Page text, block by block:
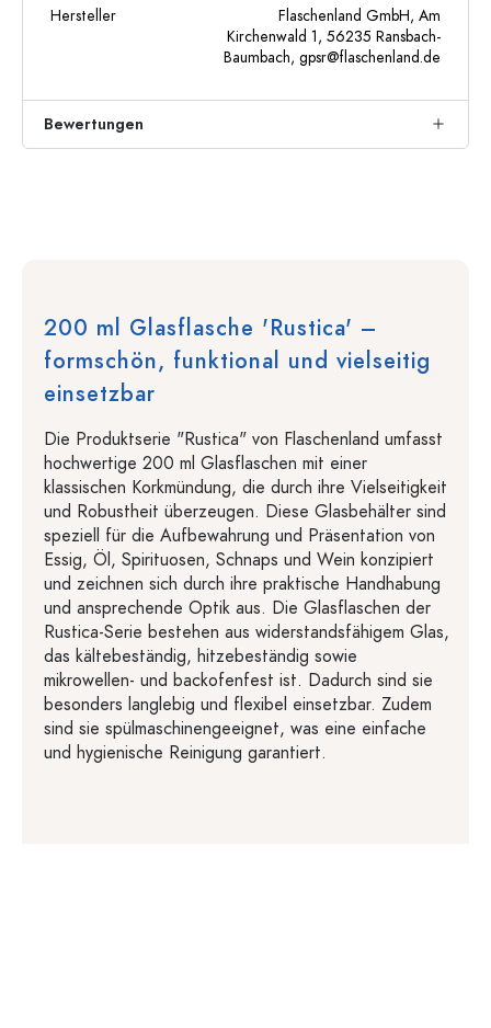
Hersteller
Flaschenland GmbH, Am
Kirchenwald 1, 56235 Ransbach-
Baumbach, gpsr@flaschenland.de
Bewertungen
200 ml Glasflasche 'Rustica' –
formschön, funktional und vielseitig
einsetzbar
Die Produktserie "Rustica" von Flaschenland umfasst
hochwertige 200 ml Glasflaschen mit einer
klassischen Korkmündung, die durch ihre Vielseitigkeit
und Robustheit überzeugen. Diese Glasbehälter sind
speziell für die Aufbewahrung und Präsentation von
Essig, Öl, Spirituosen, Schnaps und Wein konzipiert
und zeichnen sich durch ihre praktische Handhabung
und ansprechende Optik aus. Die Glasflaschen der
Rustica-Serie bestehen aus widerstandsfähigem Glas,
das kältebeständig, hitzebeständig sowie
mikrowellen- und backofenfest ist. Dadurch sind sie
besonders langlebig und flexibel einsetzbar. Zudem
sind sie spülmaschinengeeignet, was eine einfache
und hygienische Reinigung garantiert.